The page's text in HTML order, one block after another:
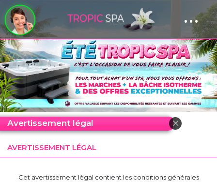
Panneau de gestion des cookies ...
Avertissement légal
AVERTISSEMENT LÉGAL
Cet avertissement légal contient les conditions générales